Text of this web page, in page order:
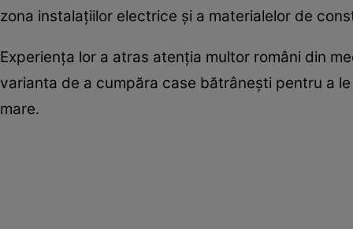
zona instalațiilor electrice și a materialelor de
Experiența lor a atras atenția multor români din
varianta de a cumpăra case bătrânești pentru a
mare.